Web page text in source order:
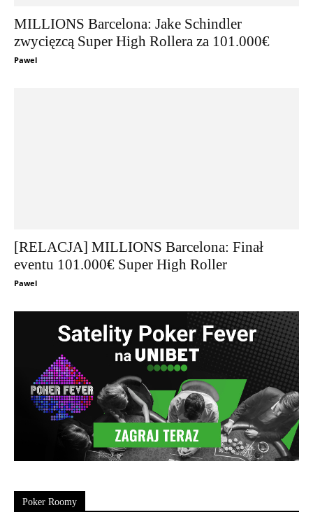
MILLIONS Barcelona: Jake Schindler
zwycięzcą Super High Rollera za 101.000€
Pawel
[RELACJA] MILLIONS Barcelona: Finał
eventu 101.000€ Super High Roller
Pawel
Poker Roomy